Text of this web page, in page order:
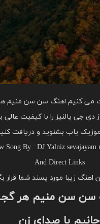
می کنیم اهنگ سن سن منیم
دی جی یالنیز را با کیفیت عالی
یاب بشنوید و دریافت
Song By : DJ Yalniz sevajayam
And Direct Links
اهنگ زیبا مورد پسند شما قرار
سن سن منیم هر